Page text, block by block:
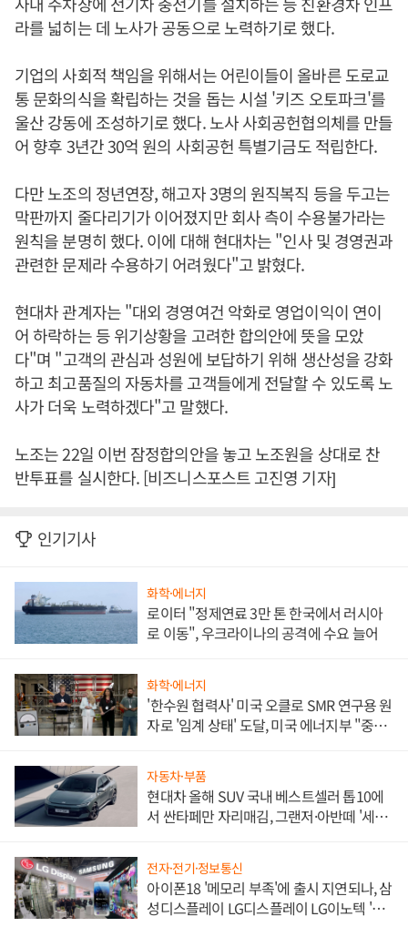
라를 넓히는 데 노사가 공동으로 노력하기로 했다.
기업의 사회적 책임을 위해서는 어린이들이 올바른 도로교
통 문화의식을 확립하는 것을 돕는 시설 '키즈 오토파크'를
울산 강동에 조성하기로 했다. 노사 사회공헌협의체를 만들
어 향후 3년간 30억 원의 사회공헌 특별기금도 적립한다.
다만 노조의 정년연장, 해고자 3명의 원직복직 등을 두고는
막판까지 줄다리기가 이어졌지만 회사 측이 수용불가라는
원칙을 분명히 했다. 이에 대해 현대차는 "인사 및 경영권과
관련한 문제라 수용하기 어려웠다"고 밝혔다.
현대차 관계자는 "대외 경영여건 악화로 영업이익이 연이
어 하락하는 등 위기상황을 고려한 합의안에 뜻을 모았
다"며 "고객의 관심과 성원에 보답하기 위해 생산성을 강화
하고 최고품질의 자동차를 고객들에게 전달할 수 있도록 노
사가 더욱 노력하겠다"고 말했다.
노조는 22일 이번 잠정합의안을 놓고 노조원을 상대로 찬
반투표를 실시한다. [비즈니스포스트 고진영 기자]
인기기사
화학·에너지
로이터 "정제연료 3만 톤 한국에서 러시아
로 이동", 우크라이나의 공격에 수요 늘어
화학·에너지
'한수원 협력사' 미국 오클로 SMR 연구용 원
자로 '임계 상태' 도달, 미국 에너지부 "중요
자동차·부품
현대차 올해 SUV 국내 베스트셀러 톱10에
서 싼타페만 자리매김, 그랜저·아반떼 '세단
전자·전기·정보통신
아이폰18 '메모리 부족'에 출시 지연되나, 삼
성디스플레이 LG디스플레이 LG이노텍 '탈